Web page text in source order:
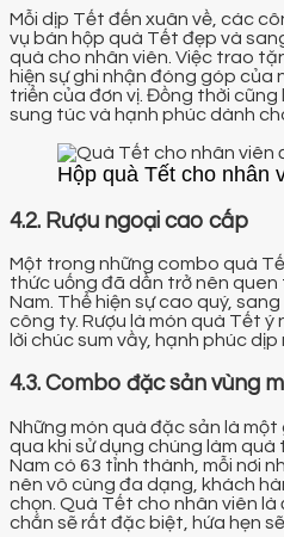
Mỗi dịp Tết đến xuân về, các
vụ bán hộp quà Tết đẹp và
quà cho nhân viên. Việc trao
hiện sự ghi nhận đóng góp của
triển của đơn vị. Đồng thời cũng
sung túc và hạnh phúc dành
Hộp quà Tết cho nhân
4.2. Rượu ngoại cao cấp
Một trong những combo quà
thức uống đã dần trở nên quen
Nam. Thể hiện sự cao quý,
công ty. Rượu là món quà Tết ý
lời chúc sum vầy, hạnh phúc dịp
4.3. Combo đặc sản vùng
Những món quà đặc sản là
qua khi sử dụng chúng làm quà
Nam có 63 tỉnh thành, mỗi nơi
nên vô cùng đa dạng, khách
chọn. Quà Tết cho nhân viên
chắn sẽ rất đặc biệt, hứa hẹn